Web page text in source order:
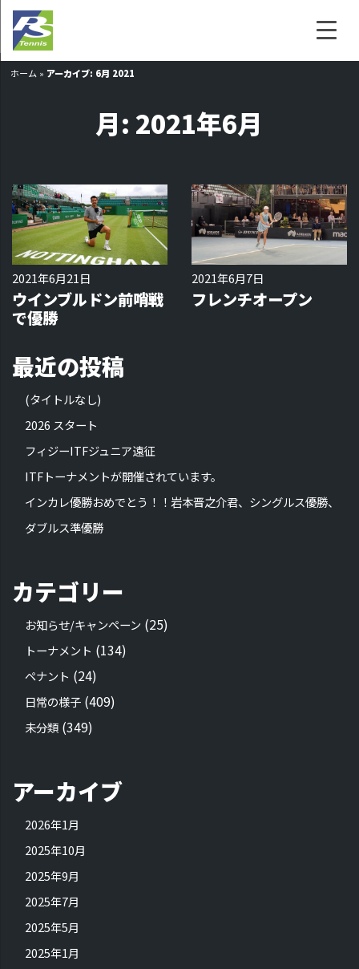
ホーム » アーカイブ: 6月 2021
月: 2021年6月
2021年6月21日
ウインブルドン前哨戦
で優勝
2021年6月7日
フレンチオープン
最近の投稿
(タイトルなし)
2026 スタート
フィジーITFジュニア遠征
ITFトーナメントが開催されています。
インカレ優勝おめでとう！！岩本晋之介君、シングルス優勝、
ダブルス準優勝
カテゴリー
お知らせ/キャンペーン (25)
トーナメント (134)
ペナント (24)
日常の様子 (409)
未分類 (349)
アーカイブ
2026年1月
2025年10月
2025年9月
2025年7月
2025年5月
2025年1月